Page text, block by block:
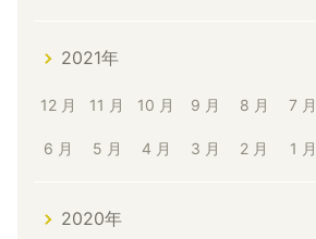
2021年
12 月 11 月 10 月 9 月 8 月 7 月
6 月 5 月 4 月 3 月 2 月 1 月
2020年